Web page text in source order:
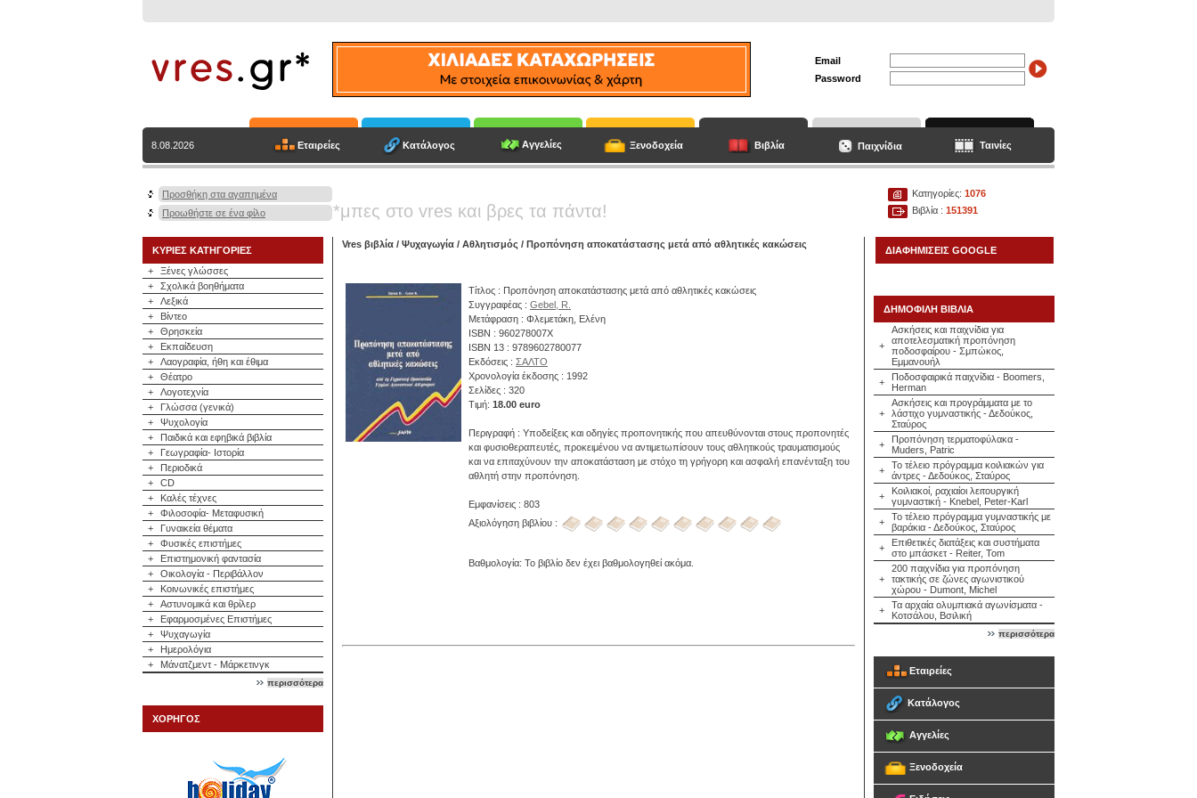
Email
Password
8.08.2026 Εταιρείες Κατάλογος Αγγελίες Ξενοδοχεία Βιβλία Παιχνίδια Ταινίες
Προσθήκη στα αγαπημένα
Προωθήστε σε ένα φίλο
*μπες στο vres και βρες τα πάντα!
Κατηγορίες: 1076
Βιβλία : 151391
ΚΥΡΙΕΣ ΚΑΤΗΓΟΡΙΕΣ
+
Ξένες γλώσσες
+
Σχολικά βοηθήματα
+
Λεξικά
+
Βίντεο
+
Θρησκεία
+
Εκπαίδευση
+
Λαογραφία, ήθη και έθιμα
+
Θέατρο
+
Λογοτεχνία
+
Γλώσσα (γενικά)
+
Ψυχολογία
+
Παιδικά και εφηβικά βιβλία
+
Γεωγραφία- Ιστορία
+
Περιοδικά
+
CD
+
Καλές τέχνες
+
Φιλοσοφία- Μεταφυσική
+
Γυναικεία θέματα
+
Φυσικές επιστήμες
+
Επιστημονική φαντασία
+
Οικολογία - Περιβάλλον
+
Κοινωνικές επιστήμες
+
Αστυνομικά και θρίλερ
+
Εφαρμοσμένες Επιστήμες
+
Ψυχαγωγία
+
Ημερολόγια
+
Μάνατζμεντ - Μάρκετινγκ
περισσότερα
ΧΟΡΗΓΟΣ
Vres βιβλία / Ψυχαγωγία / Αθλητισμός / Προπόνηση αποκατάστασης μετά από αθλητικές κακώσεις
Τίτλος : Προπόνηση αποκατάστασης μετά από αθλητικές κακώσεις
Συγγραφέας : Gebel, R.
Μετάφραση : Φλεμετάκη, Ελένη
ISBN : 960278007X
ISBN 13 : 9789602780077
Εκδόσεις : ΣΑΛΤΟ
Χρονολογία έκδοσης : 1992
Σελίδες : 320
Τιμή: 18.00 euro
Περιγραφή : Υποδείξεις και οδηγίες προπονητικής που απευθύνονται στους προπονητές
και φυσιοθεραπευτές, προκειμένου να αντιμετωπίσουν τους αθλητικούς τραυματισμούς
και να επιταχύνουν την αποκατάσταση με στόχο τη γρήγορη και ασφαλή επανένταξη του
αθλητή στην προπόνηση.
Εμφανίσεις : 803
Αξιολόγηση βιβλίου :
Βαθμολογία: Το βιβλίο δεν έχει βαθμολογηθεί ακόμα.
ΔΙΑΦΗΜΙΣΕΙΣ GOOGLE
ΔΗΜΟΦΙΛΗ ΒΙΒΛΙΑ
+
Ασκήσεις και παιχνίδια για
αποτελεσματική προπόνηση
ποδοσφαίρου - Σμπώκος,
Εμμανουήλ
+
Ποδοσφαιρικά παιχνίδια - Boomers,
Herman
+
Ασκήσεις και προγράμματα με το
λάστιχο γυμναστικής - Δεδούκος,
Σταύρος
+
Προπόνηση τερματοφύλακα -
Muders, Patric
+
Το τέλειο πρόγραμμα κοιλιακών για
άντρες - Δεδούκος, Σταύρος
+
Κοιλιακοί, ραχιαίοι λειτουργική
γυμναστική - Knebel, Peter-Karl
+
Το τέλειο πρόγραμμα γυμναστικής με
βαράκια - Δεδούκος, Σταύρος
+
Επιθετικές διατάξεις και συστήματα
στο μπάσκετ - Reiter, Tom
+
200 παιχνίδια για προπόνηση
τακτικής σε ζώνες αγωνιστικού
χώρου - Dumont, Michel
+
Τα αρχαία ολυμπιακά αγωνίσματα -
Κοτσάλου, Βσιλική
περισσότερα
Εταιρείες
Κατάλογος
Αγγελίες
Ξενοδοχεία